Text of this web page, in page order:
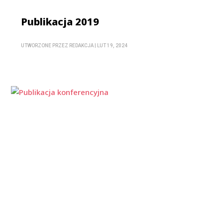
Publikacja 2019
UTWORZONE PRZEZ REDAKCJA LUT 19, 2024